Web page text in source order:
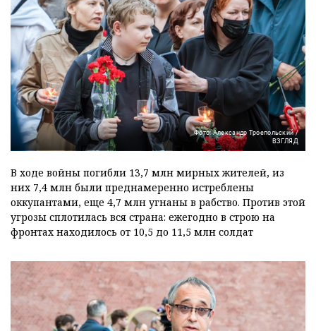
Фото: Александр Троепольский /
ВЗГЛЯД
В ходе войны погибли 13,7 млн мирных жителей, из
них 7,4 млн были преднамеренно истреблены
оккупантами, еще 4,7 млн угнаны в рабство. Против этой
угрозы сплотилась вся страна: ежегодно в строю на
фронтах находилось от 10,5 до 11,5 млн солдат